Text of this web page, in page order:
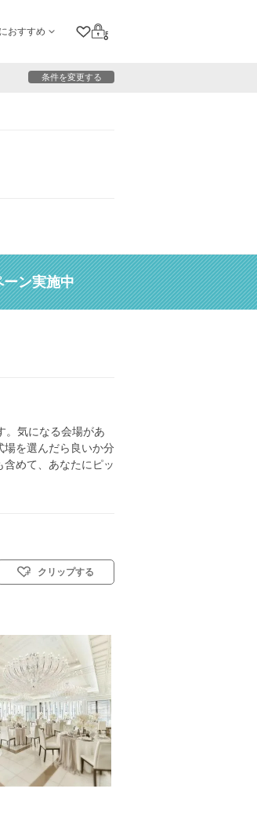
おすすめ
クリップリスト
ログイン
条件を変更する
ン実施中
。気になる会場があ
場を選んだら良いか分
めて、あなたにピッ
式
クリップする